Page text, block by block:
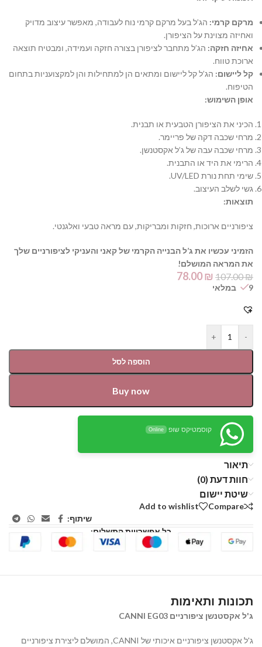
מרקם קרמי: הג’ל בעל מרקם קרמי נוח לעבודה, מאפשר עיצוב מדויק
ואחיזה מצוינת על הציפורן.
אחיזה חזקה: הג’ל מתחבר לציפורן בצורה חזקה ועמידה, ומבטיח תוצאה
ארוכת טווח.
קל ליישום: הג’ל קל ליישום ומתאים הן למתחילות והן למקצועניות בתחום
הטיפוח.
אופן השימוש:
הכיני את הציפורן הטבעית או תבנית.
מרחי שכבה דקה של פריימר.
מרחי שכבה עבה של ג’ל אקסטנשן.
הרימי את היד או התבנית.
שימי תחת נורת UV/LED.
גשי לשלב העיצוב.
תוצאות:
ציפורניים ארוכות, חזקות ומבריקות,עם מראה טבעי ואלגנטי.
הזמיני עכשיו את ג’ל הבנייה הקרמי של קאני והעניקי לציפורניים שלך
את המראה המושלם!
107.00₪
78.00₪
9 במלאי
-
+
הוספה לסל
Buy now
קוסמטיקס שופ Online
תיאור
חוות דעת (0)
שיטת יישום
Compare
Add to wishlist
שיתוף:
כל אפשרויות התשלום:
תכונות ותאימות
ג'ל אקסטנשן ציפורניים CANNI EG03
ג'ל אקסטנשן ציפורניים איכותי של CANNI, המושלם ליצירת ציפורניים